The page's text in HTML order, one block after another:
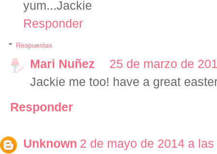
yum...Jackie
Responder
Respuestas
Mari Nuñez
25 de marzo de
Jackie me too! have a great
Responder
Unknown 2 de mayo de 2014 a